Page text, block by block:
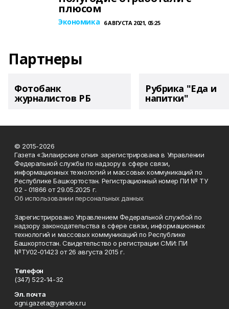
плюсом
Экономика 6 АВГУСТА 2021, 05:25
Партнеры
Фотобанк
журналистов РБ
Рубрика "Еда и
напитки"
© 2015-2026
Газета «Зилаирские огни» зарегистрирована в Управлении
Федеральной службы по надзору в сфере связи,
информационных технологий и массовых коммуникаций по
Республике Башкортостан. Регистрационный номер ПИ № ТУ
02 - 01866 от 29.05.2025 г.
Об использовании персональных данных
Зарегистрировано Управлением Федеральной службой по
надзору законодательства в сфере связи, информационных
технологий и массовых коммуникаций по Республике
Башкортостан. Свидетельство о регистрации СМИ: ПИ
№ТУ02-01423 от 26 августа 2015 г.
Телефон
(347) 522-14-32
Эл. почта
ogni.gazeta@yandex.ru